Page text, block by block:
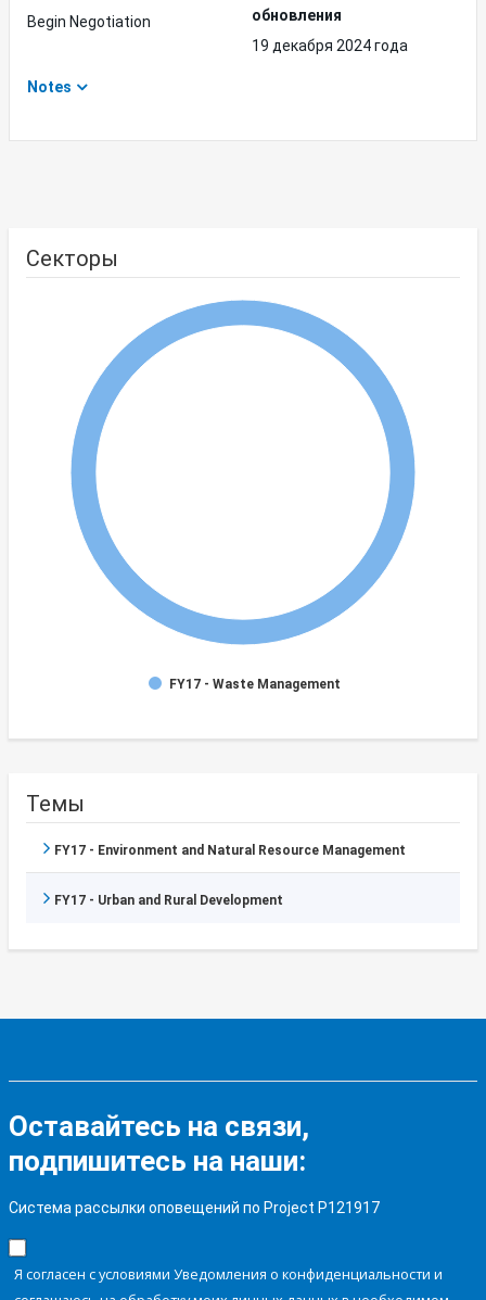
Begin Negotiation
обновления
19 декабря 2024 года
Notes
Секторы
FY17 - Waste Management
Темы
FY17 - Environment and Natural Resource Management
FY17 - Urban and Rural Development
Оставайтесь на связи,
подпишитесь на наши:
Система рассылки оповещений по Project P121917
Я согласен с условиями Уведомления о конфиденциальности и